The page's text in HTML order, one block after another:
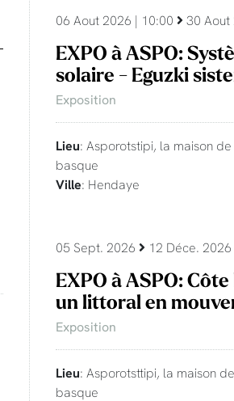
06 Aout 2026 | 10:00 30 Aout
EXPO à ASPO:
solaire - Eguzki
Exposition
Lieu: Asporotstipi, la maison
basque
Ville: Hendaye
05 Sept. 2026 12 Déce. 2026
EXPO à ASPO:
un littoral en
Exposition
Lieu: Asporotsttipi, la maison
basque